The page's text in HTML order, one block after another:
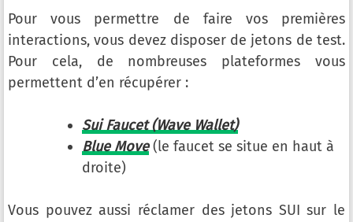
Pour vous permettre de faire vos premières
interactions, vous devez disposer de jetons de test.
Pour cela, de nombreuses plateformes vous
permettent d’en récupérer :
Sui Faucet (Wave Wallet)
Blue Move(le faucet se situe en haut à
droite)
Vous pouvez aussi réclamer des jetons SUI sur le